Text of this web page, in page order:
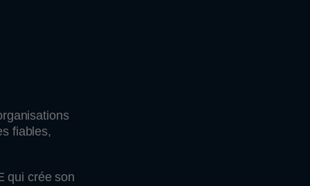
fiables,
qui crée son